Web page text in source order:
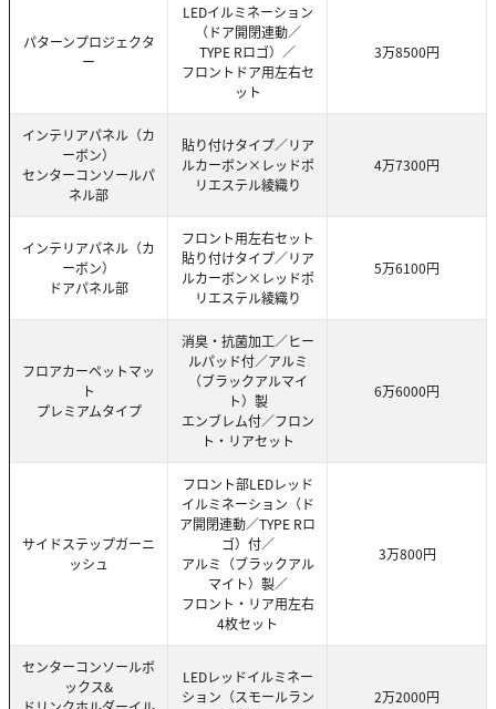
パターンプロジェクタ
ー
LEDイルミネーション
（ドア開閉連動／
TYPE Rロゴ）／
フロントドア用左右セ
ット
3万8500円
インテリアパネル（カ
ーボン）
センターコンソールパ
ネル部
貼り付けタイプ／リア
ルカーボン×レッドポ
リエステル綾織り
4万7300円
インテリアパネル（カ
ーボン）
ドアパネル部
フロント用左右セット
貼り付けタイプ／リア
ルカーボン×レッドポ
リエステル綾織り
5万6100円
フロアカーペットマッ
ト
プレミアムタイプ
消臭・抗菌加工／ヒー
ルパッド付／アルミ
（ブラックアルマイ
ト）製
エンブレム付／フロン
ト・リアセット
6万6000円
サイドステップガーニ
ッシュ
フロント部LEDレッド
イルミネーション（ド
ア開閉連動／TYPE Rロ
ゴ）付／
アルミ（ブラックアル
マイト）製／
フロント・リア用左右
4枚セット
3万800円
センターコンソールボ
ックス&
LEDレッドイルミネー
ション（スモールラン
2万2000円